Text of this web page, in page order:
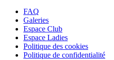
FAQ
Galeries
Espace Club
Espace Ladies
Politique des cookies
Politique de confidentialité